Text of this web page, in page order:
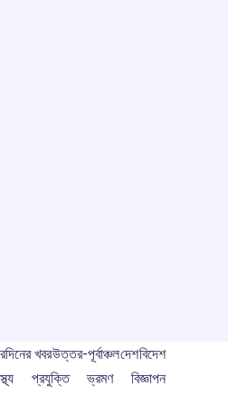
দিনের খবরউত্তর-পূর্বাঞ্চলদেশবিদেশ
প্রযুক্তি ভ্রমণ বিজ্ঞাপন